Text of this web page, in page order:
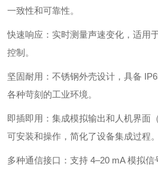
一致性和可靠性。
快速响应：实时测量声速变化，适用
控制。
坚固耐用：不锈钢外壳设计，具备
各种苛刻的工业环境。
即插即用：集成模拟输出和人机界面
可安装和操作，简化了设备集成过程。
多种通信接口：支持 4–20 mA 模拟